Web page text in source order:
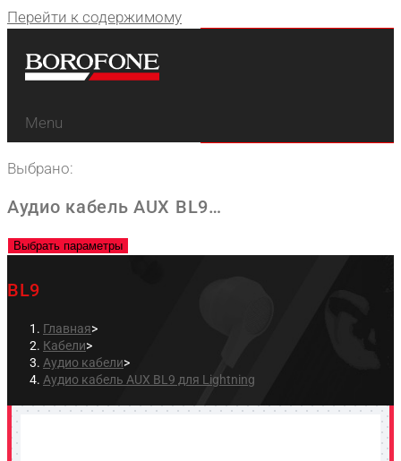
Перейти к содержимому
Menu
Выбрано:
Аудио кабель AUX BL9…
Выбрать параметры
BL9
Главная>
Кабели>
Аудио кабели>
Аудио кабель AUX BL9 для Lightning